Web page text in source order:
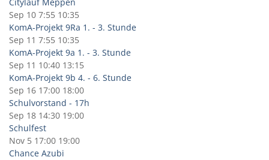
Sep 10 7:55 10:35
KomA-Projekt 9Ra 1. - 3. Stunde
Sep 11 7:55 10:35
KomA-Projekt 9a 1. - 3. Stunde
Sep 11 10:40 13:15
KomA-Projekt 9b 4. - 6. Stunde
Sep 16 17:00 18:00
Schulvorstand - 17h
Sep 18 14:30 19:00
Schulfest
Nov 5 17:00 19:00
Chance Azubi